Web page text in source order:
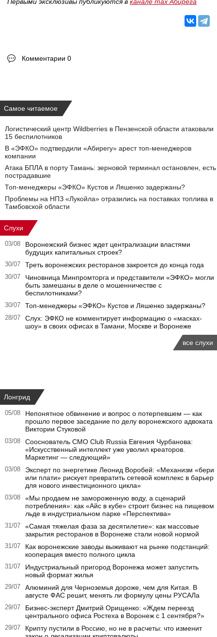
Комментарии 0
Самое читаемое
Логистический центр Wildberries в Пензенской области атаковали
15 беспилотников
В «ЭФКО» подтвердили «Абирегу» арест топ-менеджеров
компании
Атака БПЛА в порту Тамань: зерновой терминал остановлен, есть
пострадавшие
Топ-менеджеры «ЭФКО» Кустов и Ляшенко задержаны?
Проблемы на НПЗ «Лукойла» отразились на поставках топлива в
Тамбовской области
Слухи
03/08
Воронежский бизнес ждет централизации властями
будущих капитальных строек?
30/07 Треть воронежских ресторанов закроется до конца года
30/07
Чиновница Минпромторга и представители «ЭФКО» могли
быть замешаны в деле о мошенничестве с
беспилотниками?
30/07 Топ-менеджеры «ЭФКО» Кустов и Ляшенко задержаны?
28/07
Слух: ЭФКО не комментирует информацию о «масках-
шоу» в своих офисах в Тамани, Москве и Воронеже
все слухи
Лонгрид
05/08
Непонятное обвинение и вопрос о потерпевшем — как
прошло первое заседание по делу воронежского адвоката
Виктории Стуковой
03/08
Сооснователь CMO Club Russia Евгения Чурбанова:
«Искусственный интеллект уже уволил креаторов.
Маркетинг — следующий»
03/08
Эксперт по энергетике Леонид Воробей: «Механизм «бери
или плати» рискует превратить сетевой комплекс в барьер
для нового инвестиционного цикла»
03/08
«Мы продаем не замороженную воду, а сценарий
потребления»: как «Айс в кубе» строит бизнес на пищевом
льде в индустриальном парке «Перспектива»
31/07
«Самая тяжелая фаза за десятилетие»: как массовые
закрытия ресторанов в Воронеже стали новой нормой
31/07
Как воронежские заводы выживают на рынке подстанций:
кооперация вместо полного цикла
31/07
Индустриальный пригород Воронежа может запустить
новый формат жилья
29/07
Алюминий для Черноземья дороже, чем для Китая. В
августе ФАС решит, менять ли формулу цены РУСАЛа
29/07
Бизнес-эксперт Дмитрий Орищенко: «Ждем переезд
центрального офиса Ростеха в Воронеж с 1 сентября?»
29/07
Крипту пустили в Россию, но не в расчеты: что изменит